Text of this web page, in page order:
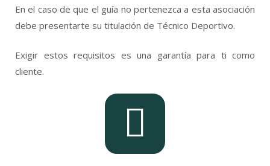
En el caso de que el guía no pertenezca a esta asociación
debe presentarte su titulación de Técnico Deportivo.
Exigir estos requisitos es una garantía para ti como
cliente.